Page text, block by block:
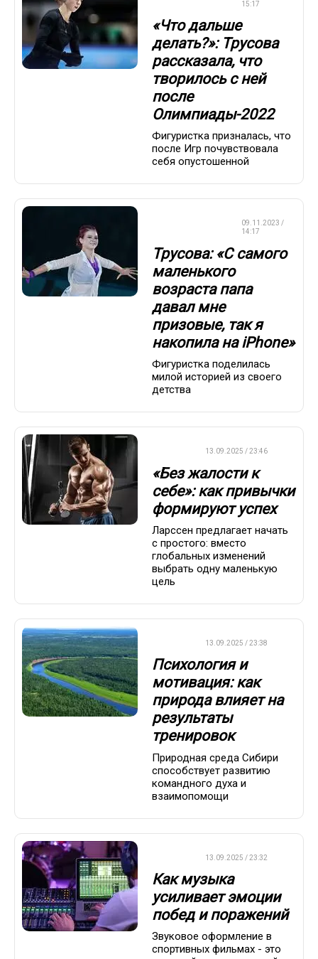
15:17
«Что дальше
делать?»: Трусова
рассказала, что
творилось с ней
после
Олимпиады-2022
Фигуристка призналась, что
после Игр почувствовала
себя опустошенной
09.11.2023 /
14:17
Трусова: «С самого
маленького
возраста папа
давал мне
призовые, так я
накопила на iPhone»
Фигуристка поделилась
милой историей из своего
детства
13.09.2025 / 23:46
«Без жалости к
себе»: как привычки
формируют успех
Ларссен предлагает начать
с простого: вместо
глобальных изменений
выбрать одну маленькую
цель
13.09.2025 / 23:38
Психология и
мотивация: как
природа влияет на
результаты
тренировок
Природная среда Сибири
способствует развитию
командного духа и
взаимопомощи
13.09.2025 / 23:32
Как музыка
усиливает эмоции
побед и поражений
Звуковое оформление в
спортивных фильмах - это